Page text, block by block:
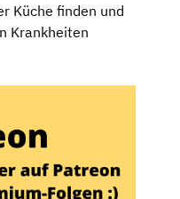
Küche finden und
Krankheiten